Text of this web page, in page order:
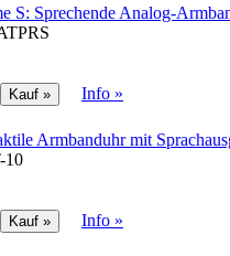
S: Sprechende Analog-
Info »
Armbanduhr mit
10
Info »